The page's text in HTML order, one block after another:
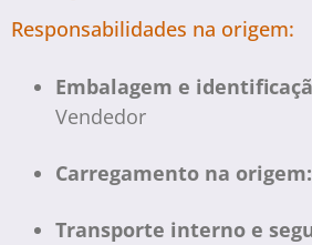
Responsabilidades na origem:
Embalagem e
Vendedor
Carregamento na origem:
Transporte interno e